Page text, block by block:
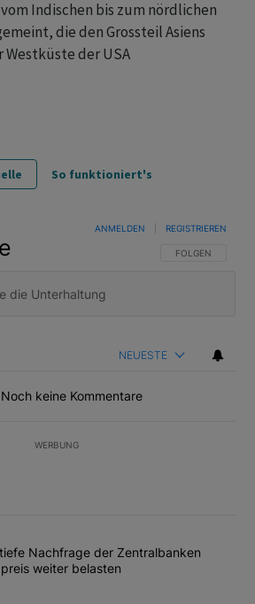
Indischen bis zum nördlichen
die den Grossteil Asiens
der USA
So funktioniert's
FOLGE DIESER
FOLGEN
ANMELDEN REGISTRIEREN
NEUESTE
Noch keine Kommentare
WERBUNG
Liste der am meisten kommentierten
Titel "Unerwartet tiefe Nachfrage der
Nachfrage der Zentralbanken
weiter belasten